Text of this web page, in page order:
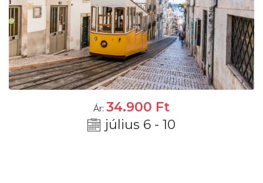
Ár: 34.900 Ft
július 6 - 10